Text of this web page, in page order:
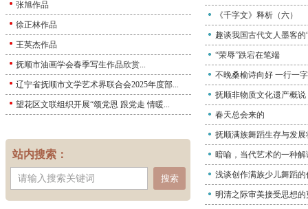
张旭作品
徐正林作品
王英杰作品
抚顺市油画学会春季写生作品欣赏...
辽宁省抚顺市文学艺术界联合会2025年度部...
望花区文联组织开展“颂党恩 跟党走 情暖...
站内搜索：
搜索
《千字文》释析（六）
趣谈我国古代文人墨客的
“荣辱”跌宕在笔端
不晚桑榆诗向好 一行一
抚顺非物质文化遗产概说
春天总会来的
抚顺满族舞蹈生存与发展
暗喻，当代艺术的一种解
浅谈创作满族少儿舞蹈
明清之际审美接受思想